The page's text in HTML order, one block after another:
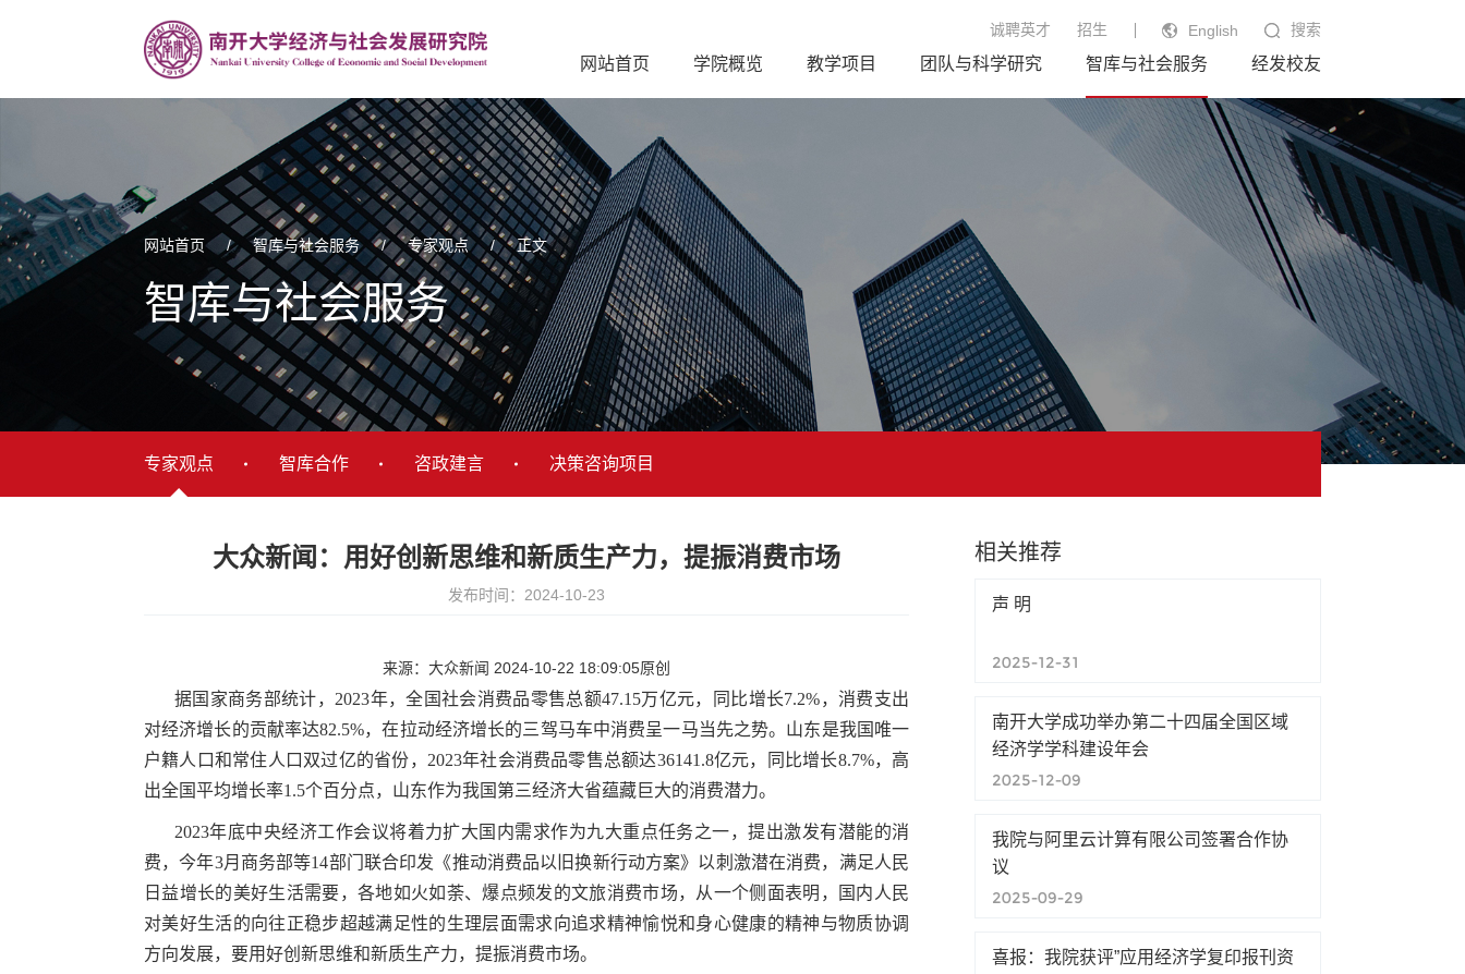
诚聘英才 招生 English 搜索
网站首页 学院概览 教学项目 团队与科学研究 智库与社会服务 经发校友
网站首页 / 智库与社会服务 / 专家观点 / 正文
智库与社会服务
专家观点 智库合作 咨政建言 决策咨询项目
大众新闻：用好创新思维和新质生产力，提振消费市场
发布时间：2024-10-23
来源：大众新闻 2024-10-22 18:09:05原创
据国家商务部统计，2023年，全国社会消费品零售总额47.15万亿元，同比增长7.2%，消费支出
对经济增长的贡献率达82.5%，在拉动经济增长的三驾马车中消费呈一马当先之势。山东是我国唯一
户籍人口和常住人口双过亿的省份，2023年社会消费品零售总额达36141.8亿元，同比增长8.7%，高
出全国平均增长率1.5个百分点，山东作为我国第三经济大省蕴藏巨大的消费潜力。
2023年底中央经济工作会议将着力扩大国内需求作为九大重点任务之一，提出激发有潜能的消
费，今年3月商务部等14部门联合印发《推动消费品以旧换新行动方案》以刺激潜在消费，满足人民
日益增长的美好生活需要，各地如火如荼、爆点频发的文旅消费市场，从一个侧面表明，国内人民
对美好生活的向往正稳步超越满足性的生理层面需求向追求精神愉悦和身心健康的精神与物质协调
方向发展，要用好创新思维和新质生产力，提振消费市场。
相关推荐
声 明
2025-12-31
南开大学成功举办第二十四届全国区域
经济学学科建设年会
2025-12-09
我院与阿里云计算有限公司签署合作协
议
2025-09-29
喜报：我院获评”应用经济学复印报刊资